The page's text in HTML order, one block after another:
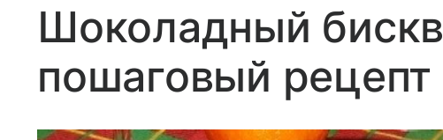
Шоколадный
пошаговый рецепт